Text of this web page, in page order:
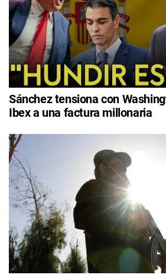
Sánchez tensiona con
Ibex a una factura millonaria